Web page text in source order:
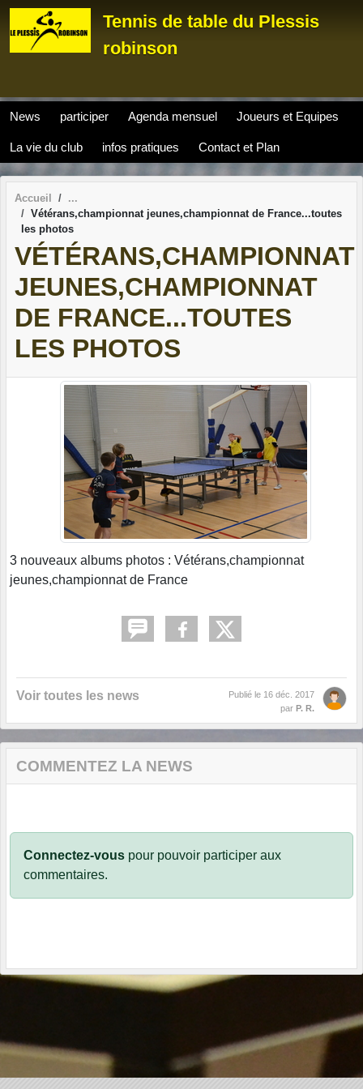
Tennis de table du Plessis
robinson
News participer Agenda mensuel Joueurs et Equipes
La vie du club infos pratiques Contact et Plan
Accueil
Vétérans,championnat jeunes,championnat de France...toutes
les photos
VÉTÉRANS,CHAMPIONNAT
JEUNES,CHAMPIONNAT
DE FRANCE...TOUTES
LES PHOTOS
3 nouveaux albums photos : Vétérans,championnat
jeunes,championnat de France
Voir toutes les news Publié le 16 déc. 2017
par P. R.
COMMENTEZ LA NEWS
Connectez-vous pour pouvoir participer aux
commentaires.
Panneau de gestion des cookies